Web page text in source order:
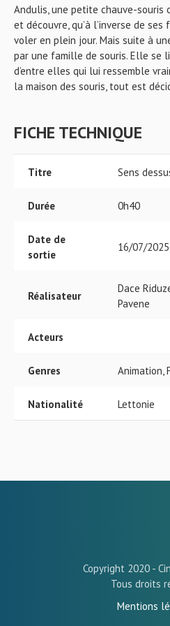
Andulis, une petite chauve-
et découvre, qu’à l’inverse de
voler en plein jour. Mais suite à
par une famille de souris. Elle se
d’entre elles qui lui ressemble
la maison des souris, tout est
FICHE TECHNIQUE
Titre Sens
Durée 0h40
Date de
sortie
16/07/2025
Réalisateur
Dace
Pavene
Acteurs
Genres Animation,
Nationalité Lettonie
Copyright 2020 -
Tous droits
Mentions